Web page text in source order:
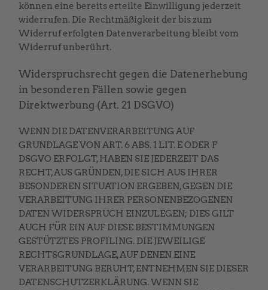
können eine bereits erteilte Einwilligung jederzeit
widerrufen. Die Rechtmäßigkeit der bis zum
Widerruf erfolgten Datenverarbeitung bleibt vom
Widerruf unberührt.
Widerspruchsrecht gegen die Datenerhebung
in besonderen Fällen sowie gegen
Direktwerbung (Art. 21 DSGVO)
WENN DIE DATENVERARBEITUNG AUF
GRUNDLAGE VON ART. 6 ABS. 1 LIT. E ODER F
DSGVO ERFOLGT, HABEN SIE JEDERZEIT DAS
RECHT, AUS GRÜNDEN, DIE SICH AUS IHRER
BESONDEREN SITUATION ERGEBEN, GEGEN DIE
VERARBEITUNG IHRER PERSONENBEZOGENEN
DATEN WIDERSPRUCH EINZULEGEN; DIES GILT
AUCH FÜR EIN AUF DIESE BESTIMMUNGEN
GESTÜTZTES PROFILING. DIE JEWEILIGE
RECHTSGRUNDLAGE, AUF DENEN EINE
VERARBEITUNG BERUHT, ENTNEHMEN SIE DIESER
DATENSCHUTZERKLÄRUNG. WENN SIE